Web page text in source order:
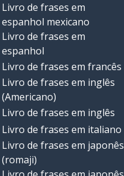
Livro de frases em
espanhol mexicano
Livro de frases em
espanhol
Livro de frases em francês
Livro de frases em inglês
(Americano)
Livro de frases em inglês
Livro de frases em italiano
Livro de frases em japonês
(romaji)